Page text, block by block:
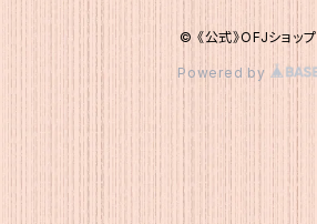
ｾｯﾄB1 かつお簡易×２
ｾｯﾄB2 いりこ簡易×２
ｾｯﾄB3 こんぶ簡易×２
ｾｯﾄB4 かつお簡易1・いりこ簡易１
ｾｯﾄC（200g+簡易）
ｾｯﾄC1 かつお200g・かつお簡易1
ｾｯﾄC2 かつお200g・いりこ簡易1
ｾｯﾄD（200g+120g）
ｾｯﾄD1 かつお200g・いりこ120g
ｾｯﾄE（簡易＋120g）
© 《公式》OFJショップ
Powered by